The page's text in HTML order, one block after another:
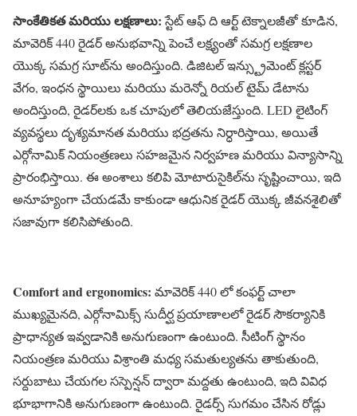
సాంకేతికత మరియు లక్షణాలు:స్టేట్ ఆఫ్ ది ఆర్ట్ టెక్నాలజీతో కూడిన,
మావెరిక్ 440 రైడర్ అనుభవాన్ని పెంచే లక్ష్యంతో సమగ్ర లక్షణాల
యొక్క సమగ్ర సూట్‌ను అందిస్తుంది. డిజిటల్ ఇన్స్ట్రుమెంట్ క్లస్టర్
వేగం, ఇంధన స్థాయిలు మరియు మరెన్నో రియల్ టైమ్ డేటాను
అందిస్తుంది, రైడర్‌లకు ఒక చూపులో తెలియజేస్తుంది. LED లైటింగ్
వ్యవస్థలు దృశ్యమానత మరియు భద్రతను నిర్ధారిస్తాయి, అయితే
ఎర్గోనామిక్ నియంత్రణలు సహజమైన నిర్వహణ మరియు విన్యాసాన్ని
ప్రారంభిస్తాయి. ఈ అంశాలు కలిపి మోటారుసైకిల్‌ను సృష్టించాయి, ఇది
అనూహ్యంగా చేయడమే కాకుండా ఆధునిక రైడర్ యొక్క జీవనశైలితో
సజావుగా కలిసిపోతుంది.
Comfort and ergonomics: మావెరిక్ 440 లో కంఫర్ట్ చాలా
ముఖ్యమైనది, ఎర్గోనామిక్స్ సుదీర్ఘ ప్రయాణాలలో రైడర్ సౌకర్యానికి
ప్రాధాన్యత ఇవ్వడానికి అనుగుణంగా ఉంటుంది. సీటింగ్ స్థానం
నియంత్రణ మరియు విశ్రాంతి మధ్య సమతుల్యతను తాకుతుంది,
సర్దుబాటు చేయగల సస్పెన్షన్ ద్వారా మద్దతు ఉంటుంది, ఇది వివిధ
భూభాగానికి అనుగుణంగా ఉంటుంది. రైడర్స్ సుగమం చేసిన రోడ్లు